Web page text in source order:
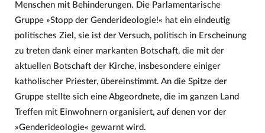
Menschen mit Behinderungen. Die Parlamentarische
Gruppe »Stopp der Genderideologie!« hat ein eindeutig
politisches Ziel, sie ist der Versuch, politisch in Erscheinung
zu treten dank einer markanten Botschaft, die mit der
aktuellen Botschaft der Kirche, insbesondere einiger
katholischer Priester, übereinstimmt. An die Spitze der
Gruppe stellte sich eine Abgeordnete, die im ganzen Land
Treffen mit Einwohnern organisiert, auf denen vor der
»Genderideologie« gewarnt wird.